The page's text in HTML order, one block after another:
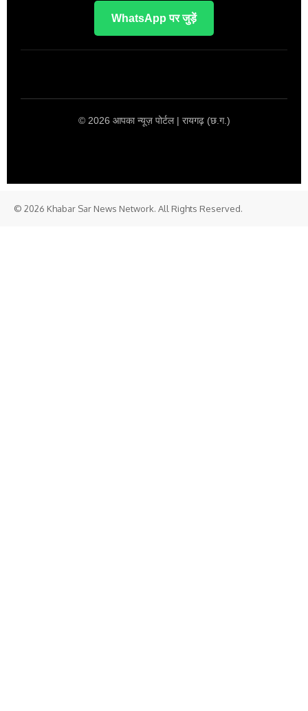
WhatsApp पर जुड़ें
© 2026 आपका न्यूज़ पोर्टल | रायगढ़ (छ.ग.)
© 2026 Khabar Sar News Network. All Rights Reserved.